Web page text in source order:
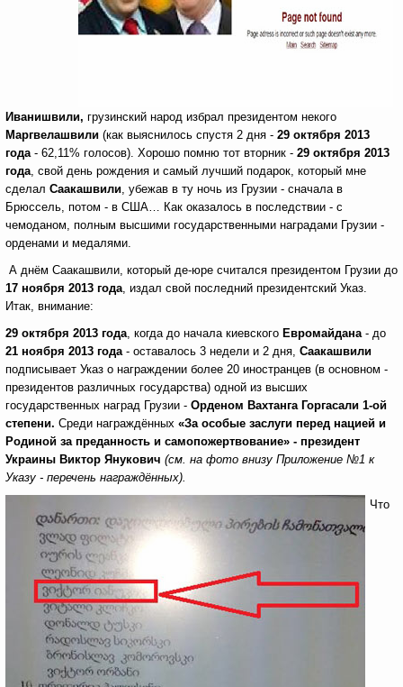
Иванишвили, грузинский народ избрал президентом некого
Маргвелашвили (как выяснилось спустя 2 дня - 29 октября 2013
года - 62,11% голосов). Хорошо помню тот вторник - 29 октября 2013
года, свой день рождения и самый лучший подарок, который мне
сделал Саакашвили, убежав в ту ночь из Грузии - сначала в
Брюссель, потом - в США… Как оказалось в последствии - с
чемоданом, полным высшими государственными наградами Грузии -
орденами и медалями.
А днём Саакашвили, который де-юре считался президентом Грузии до
17 ноября 2013 года, издал свой последний президентский Указ.
Итак, внимание:
29 октября 2013 года, когда до начала киевского Евромайдана- до
21 ноября 2013 года- оставалось 3 недели и 2 дня, Саакашвили
подписывает Указ о награждении более 20 иностранцев (в основном -
президентов различных государства) одной из высших
государственных наград Грузии - Орденом Вахтанга Горгасали 1-ой
степени. Среди награждённых «За особые заслуги перед нацией и
Родиной за преданность и самопожертвование» - президент
Украины Виктор Янукович (см. на фото внизу Приложение №1 к
Указу - перечень награждённых).
Что